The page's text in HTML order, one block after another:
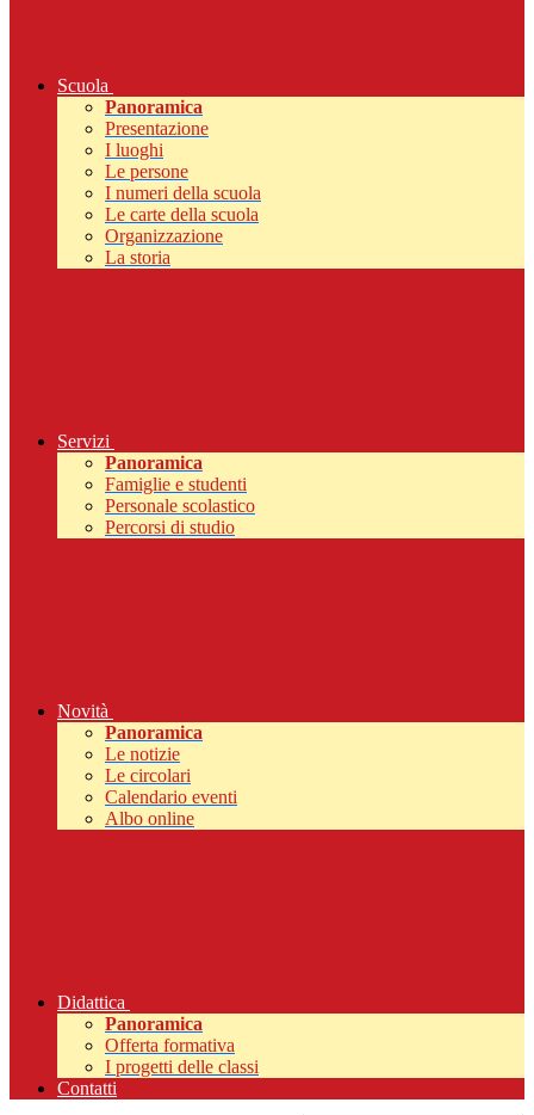
Scuola
Panoramica
Presentazione
I luoghi
Le persone
I numeri della scuola
Le carte della scuola
Organizzazione
La storia
Servizi
Panoramica
Famiglie e studenti
Personale scolastico
Percorsi di studio
Novità
Panoramica
Le notizie
Le circolari
Calendario eventi
Albo online
Didattica
Panoramica
Offerta formativa
I progetti delle classi
Contatti